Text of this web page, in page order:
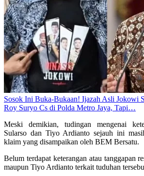
Sosok Ini Buka-Bukaan! Ijazah Asli Jokowi
Roy Suryo Cs di Polda Metro Jaya, Tapi…
Meski demikian, tudingan mengenai
Sularso dan Tiyo Ardianto sejauh ini
klaim yang disampaikan oleh BEM Bersatu.
Belum terdapat keterangan atau tanggapan
maupun Tiyo Ardianto terkait tuduhan